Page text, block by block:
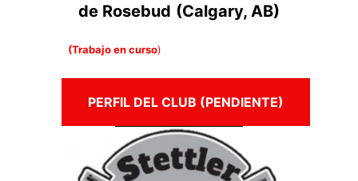
de Rosebud (Calgary, AB)
(Trabajo en curso)
PERFIL DEL CLUB (PENDIENTE)